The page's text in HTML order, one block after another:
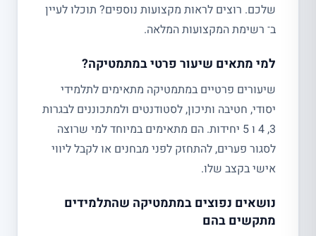
שלכם. רוצים לראות מקצועות נוספים? תוכלו לעיין
ב־ רשימת המקצועות המלאה.
למי מתאים שיעור פרטי במתמטיקה?
שיעורים פרטיים במתמטיקה מתאימים לתלמידי
יסודי, חטיבה ותיכון, לסטודנטים ולמתכוננים לבגרות
3, 4 ו 5 יחידות. הם מתאימים במיוחד למי שרוצה
לסגור פערים, להתחזק לפני מבחנים או לקבל ליווי
אישי בקצב שלו.
נושאים נפוצים במתמטיקה שהתלמידים
מתקשים בהם